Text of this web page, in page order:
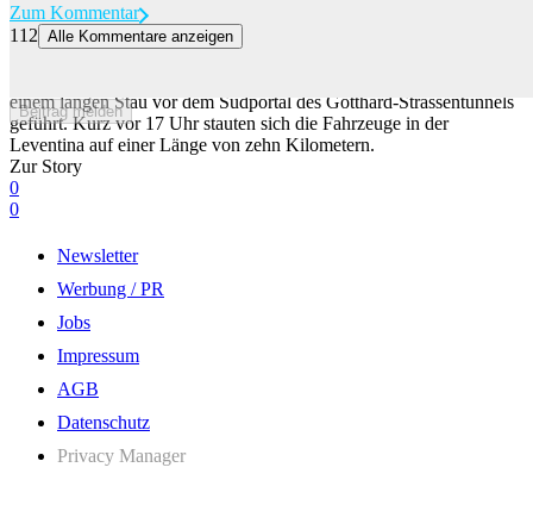
Beitrag melden
Zum Kommentar
112 Alle Kommentare anzeigen
einem langen Stau vor dem Südportal des Gotthard-Strassentunnels
geführt. Kurz vor 17 Uhr stauten sich die Fahrzeuge in der
Leventina auf einer Länge von zehn Kilometern.
Zur Story
0
0
Newsletter
Werbung / PR
Jobs
Impressum
AGB
Datenschutz
Privacy Manager